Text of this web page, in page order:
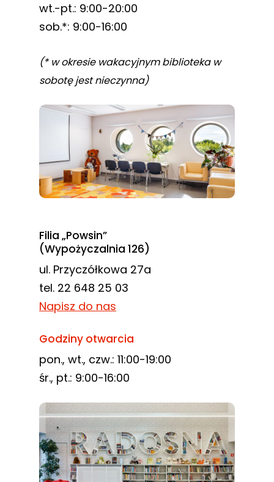
wt.-pt.: 9:00-20:00
sob.*: 9:00-16:00
(* w okresie wakacyjnym biblioteka w
sobotę jest nieczynna)
Filia „Powsin”
(Wypożyczalnia 126)
ul. Przyczółkowa 27a
tel. 22 648 25 03
Napisz do nas
Godziny otwarcia
pon., wt., czw.: 11:00-19:00
śr., pt.: 9:00-16:00